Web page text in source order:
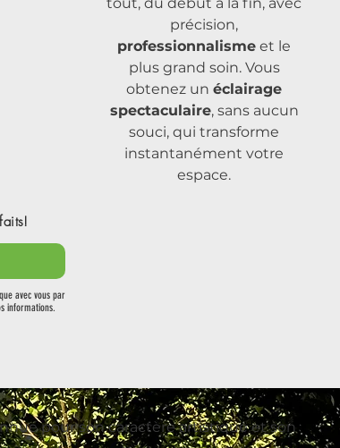
précision,
professionnalisme et le
plus grand soin. Vous
obtenez un éclairage
spectaculaire, sans aucun
souci, qui transforme
instantanément votre
espace.
avec vous par
informations.
pour son caractère artistique et son